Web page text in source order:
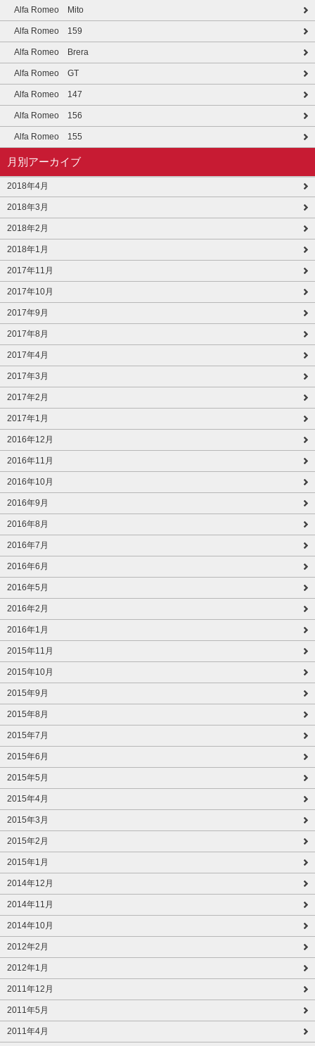
Alfa Romeo Mito
Alfa Romeo 159
Alfa Romeo Brera
Alfa Romeo GT
Alfa Romeo 147
Alfa Romeo 156
Alfa Romeo 155
月別アーカイブ
2018年4月
2018年3月
2018年2月
2018年1月
2017年11月
2017年10月
2017年9月
2017年8月
2017年4月
2017年3月
2017年2月
2017年1月
2016年12月
2016年11月
2016年10月
2016年9月
2016年8月
2016年7月
2016年6月
2016年5月
2016年2月
2016年1月
2015年11月
2015年10月
2015年9月
2015年8月
2015年7月
2015年6月
2015年5月
2015年4月
2015年3月
2015年2月
2015年1月
2014年12月
2014年11月
2014年10月
2012年2月
2012年1月
2011年12月
2011年5月
2011年4月